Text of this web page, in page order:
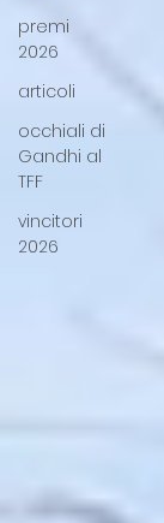
premi
2026
articoli
occhiali di
Gandhi al
TFF
vincitori
2026